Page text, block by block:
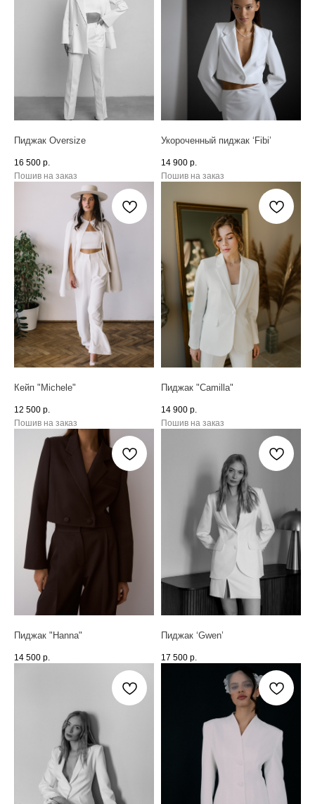
Пиджак Oversize
16 500 р.
Пошив на заказ
Укороченный пиджак ‘Fibi’
14 900 р.
Пошив на заказ
Кейп "Michele"
12 500 р.
Пошив на заказ
Пиджак "Camil­la"
14 900 р.
Пошив на заказ
Пиджак "Hanna"
14 500 р.
Пиджак ‘Gwen’
17 500 р.